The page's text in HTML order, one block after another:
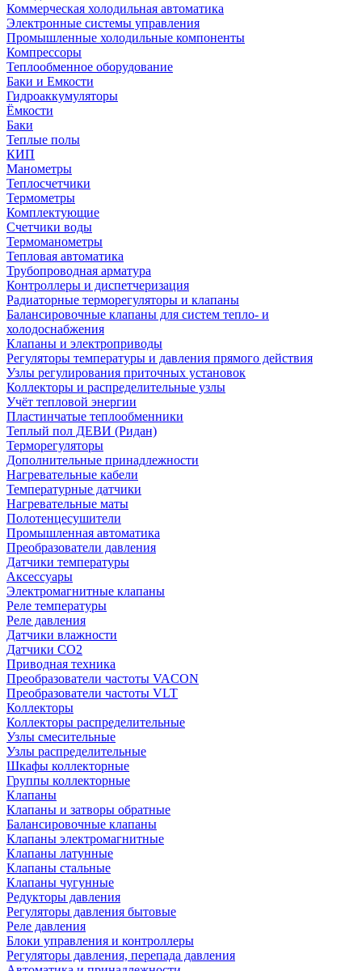
Коммерческая холодильная автоматика
Электронные системы управления
Промышленные холодильные компоненты
Компрессоры
Теплообменное оборудование
Баки и Емкости
Гидроаккумуляторы
Ёмкости
Баки
Теплые полы
КИП
Манометры
Теплосчетчики
Термометры
Комплектующие
Счетчики воды
Термоманометры
Тепловая автоматика
Трубопроводная арматура
Контроллеры и диспетчеризация
Радиаторные терморегуляторы и клапаны
Балансировочные клапаны для систем тепло- и
холодоснабжения
Клапаны и электроприводы
Регуляторы температуры и давления прямого действия
Узлы регулирования приточных установок
Коллекторы и распределительные узлы
Учёт тепловой энергии
Пластинчатые теплообменники
Теплый пол ДЕВИ (Ридан)
Терморегуляторы
Дополнительные принадлежности
Нагревательные кабели
Температурные датчики
Нагревательные маты
Полотенцесушители
Промышленная автоматика
Преобразователи давления
Датчики температуры
Аксессуары
Электромагнитные клапаны
Реле температуры
Реле давления
Датчики влажности
Датчики CO2
Приводная техника
Преобразователи частоты VACON
Преобразователи частоты VLT
Коллекторы
Коллекторы распределительные
Узлы смесительные
Узлы распределительные
Шкафы коллекторные
Группы коллекторные
Клапаны
Клапаны и затворы обратные
Балансировочные клапаны
Клапаны электромагнитные
Клапаны латунные
Клапаны стальные
Клапаны чугунные
Редукторы давления
Регуляторы давления бытовые
Реле давления
Блоки управления и контроллеры
Регуляторы давления, перепада давления